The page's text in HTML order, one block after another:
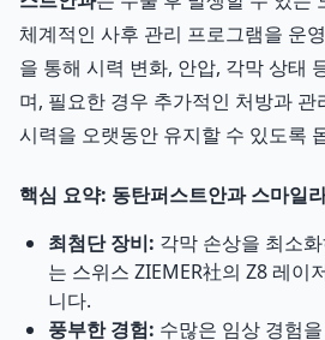
체계적인 사후 관리 프로그램을 운
을 통해 시력 변화, 안압, 각막 상태
며, 필요한 경우 추가적인 처방과
시력을 오랫동안 유지할 수 있도록
핵심 요약: 동탄퍼스트안과 스마일
최첨단 장비: 각막 손상을 최소
는 스위스 ZIEMER社의 Z8 레이
니다.
풍부한 경험: 수많은 임상 경험